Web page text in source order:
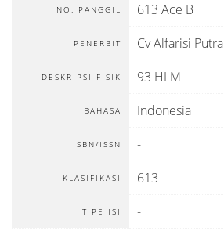
NO. PANGGIL 613 Ace B
PENERBIT Cv Alfarisi Putra
DESKRIPSI FISIK 93 HLM
BAHASA Indonesia
ISBN/ISSN -
KLASIFIKASI 613
TIPE ISI -